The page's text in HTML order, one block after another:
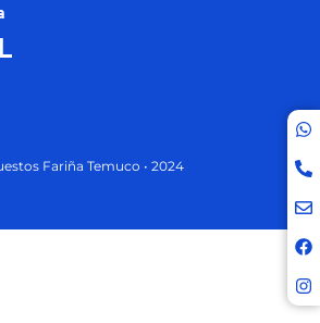
Fariña Temuco • 2024